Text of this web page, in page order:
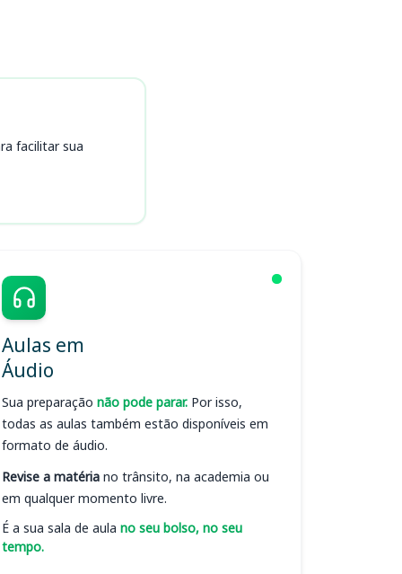
facilitar sua
Aulas em
Áudio
Sua preparação não pode parar. Por isso,
todas as aulas também estão disponíveis em
formato de áudio.
Revise a matéria no trânsito, na academia ou
em qualquer momento livre.
É a sua sala de aula no seu bolso, no seu
tempo.